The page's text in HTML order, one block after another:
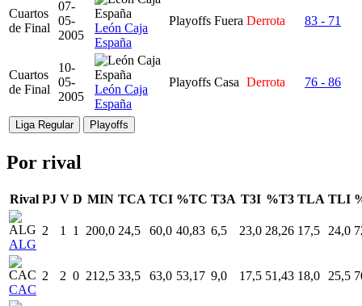
Cuartos
de Final
07-
05-
2005
León Caja
España
Playoffs Fuera Derrota 83 - 71
Cuartos
de Final
10-
05-
2005
León Caja
España
Playoffs Casa Derrota 76 - 86
Liga Regular Playoffs
Por rival
Rival PJ V D MIN TCA TCI %TC T3A T3I %T3 TLA TLI
ALG
2 1 1 200,0 24,5 60,0 40,83 6,5 23,0 28,26 17,5 24,0
CAC
2 2 0 212,5 33,5 63,0 53,17 9,0 17,5 51,43 18,0 25,5